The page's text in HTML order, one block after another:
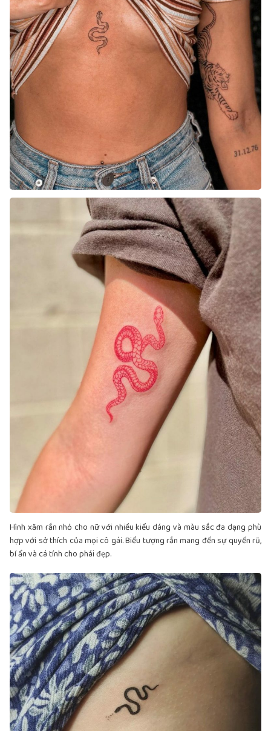
Hình xăm rắn nhỏ cho nữ với nhiều kiểu dáng và màu sắc đa dạng phù
hợp với sở thích của mọi cô gái. Biểu tượng rắn mang đến sự quyến rũ,
bí ẩn và cá tính cho phái đẹp.